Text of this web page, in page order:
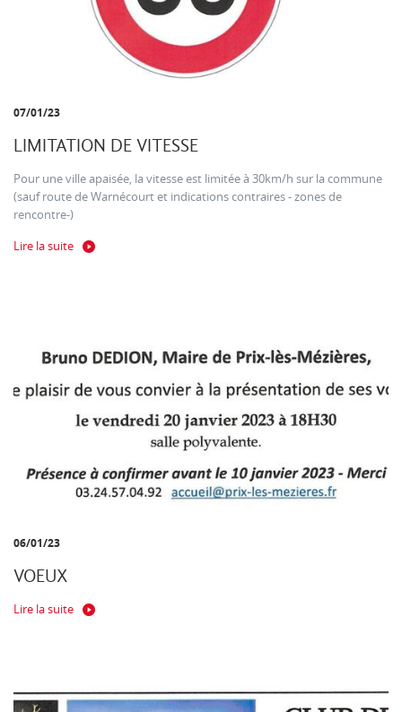
07/01/23
LIMITATION DE VITESSE
Pour une ville apaisée, la vitesse est limitée à 30km/h sur la commune
(sauf route de Warnécourt et indications contraires - zones de
rencontre-)
Lire la suite
06/01/23
VOEUX
Lire la suite